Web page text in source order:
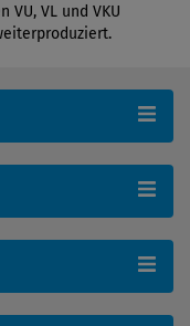
VU, VL und VKU